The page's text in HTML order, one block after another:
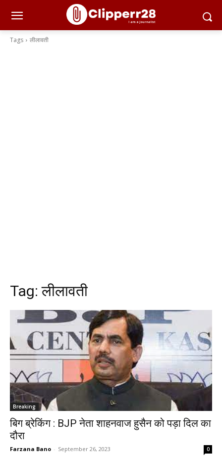
Tags लीलावती
Tag:लीलावती
Breaking
बिग ब्रेकिंग : BJP नेता शाहनवाज हुसैन को पड़ा दिल का
दौरा
Farzana Bano - September 26, 2023 0